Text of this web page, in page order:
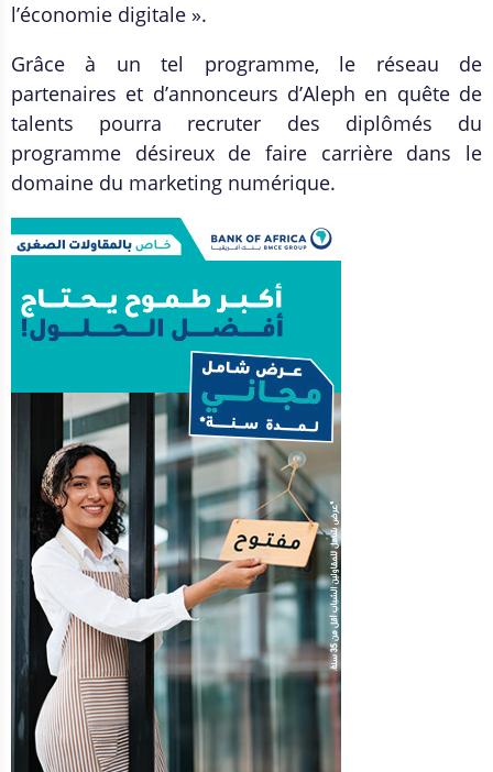
l’économie digitale ».
Grâce à un tel programme, le réseau de
partenaires et d’annonceurs d’Aleph en quête de
talents pourra recruter des diplômés du
programme désireux de faire carrière dans le
domaine du marketing numérique.